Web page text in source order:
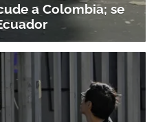
a Colombia; se